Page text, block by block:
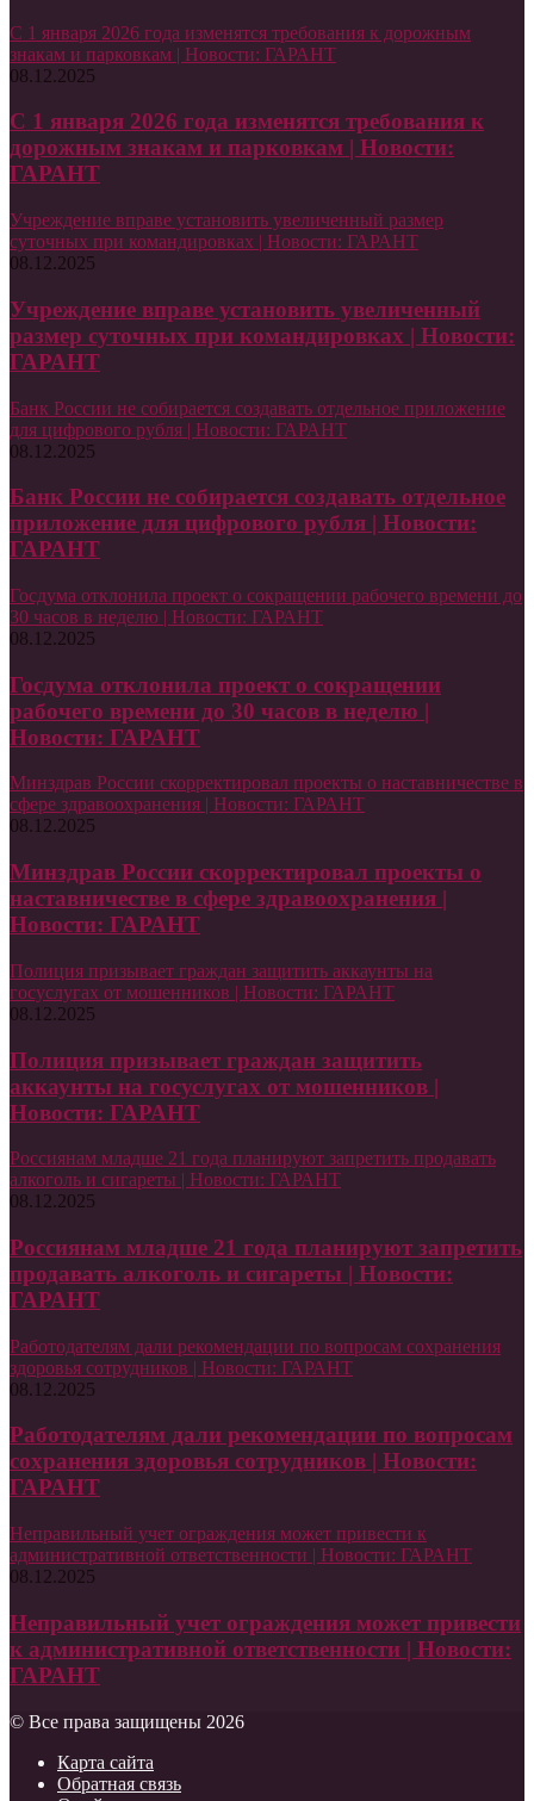
С 1 января 2026 года изменятся требования к дорожным
знакам и парковкам | Новости: ГАРАНТ
08.12.2025
С 1 января 2026 года изменятся требования к
дорожным знакам и парковкам | Новости:
ГАРАНТ
Учреждение вправе установить увеличенный размер
суточных при командировках | Новости: ГАРАНТ
08.12.2025
Учреждение вправе установить увеличенный
размер суточных при командировках | Новости:
ГАРАНТ
Банк России не собирается создавать отдельное приложение
для цифрового рубля | Новости: ГАРАНТ
08.12.2025
Банк России не собирается создавать отдельное
приложение для цифрового рубля | Новости:
ГАРАНТ
Госдума отклонила проект о сокращении рабочего времени до
30 часов в неделю | Новости: ГАРАНТ
08.12.2025
Госдума отклонила проект о сокращении
рабочего времени до 30 часов в неделю |
Новости: ГАРАНТ
Минздрав России скорректировал проекты о наставничестве в
сфере здравоохранения | Новости: ГАРАНТ
08.12.2025
Минздрав России скорректировал проекты о
наставничестве в сфере здравоохранения |
Новости: ГАРАНТ
Полиция призывает граждан защитить аккаунты на
госуслугах от мошенников | Новости: ГАРАНТ
08.12.2025
Полиция призывает граждан защитить
аккаунты на госуслугах от мошенников |
Новости: ГАРАНТ
Россиянам младше 21 года планируют запретить продавать
алкоголь и сигареты | Новости: ГАРАНТ
08.12.2025
Россиянам младше 21 года планируют запретить
продавать алкоголь и сигареты | Новости:
ГАРАНТ
Работодателям дали рекомендации по вопросам сохранения
здоровья сотрудников | Новости: ГАРАНТ
08.12.2025
Работодателям дали рекомендации по вопросам
сохранения здоровья сотрудников | Новости:
ГАРАНТ
Неправильный учет ограждения может привести к
административной ответственности | Новости: ГАРАНТ
08.12.2025
Неправильный учет ограждения может привести
к административной ответственности | Новости:
ГАРАНТ
© Все права защищены 2026
Карта сайта
Обратная связь